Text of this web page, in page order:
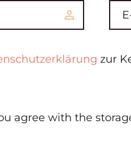
zur
agree with the